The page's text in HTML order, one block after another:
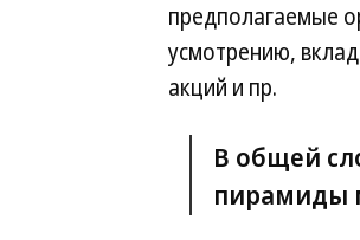
предполагаемые
усмотрению,
акций и пр.
В общей
пирамиды